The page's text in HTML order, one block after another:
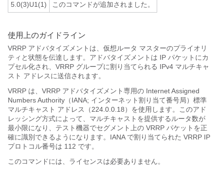
5.0(3)U1(1)
このコマンドが追加されました。
使用上のガイドライン
VRRP アドバタイズメントは、仮想ルータ マスターのプライオリ
ティと状態を伝達します。アドバタイズメントは IP パケットにカ
プセル化され、VRRP グループに割り当てられる IPv4 マルチキャ
スト アドレスに送信されます。
VRRP は、VRRP アドバタイズメント専用の Internet Assigned
Numbers Authority（IANA; インターネット割り当て番号局）標準
マルチキャスト アドレス（224.0.0.18）を使用します。このアド
レッシング方式によって、マルチキャストを提供するルータ数が
最小限になり、テスト機器でセグメント上の VRRP パケットを正
確に識別できるようになります。IANA で割り当てられた VRRP IP
プロトコル番号は 112 です。
このコマンドには、ライセンスは必要ありません。